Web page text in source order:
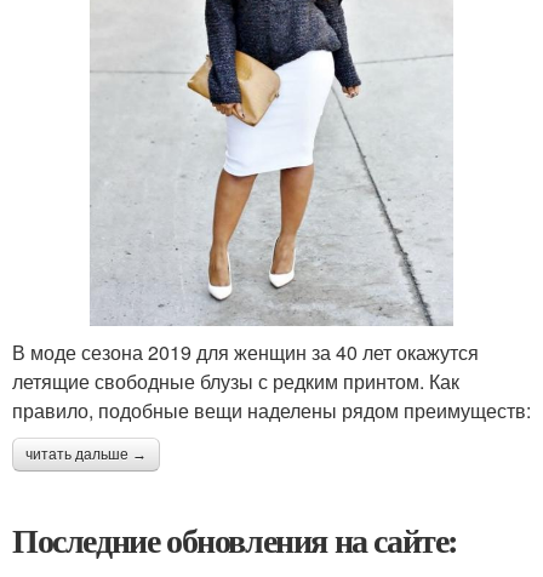
В моде сезона 2019 для женщин за 40 лет окажутся
летящие свободные блузы с редким принтом. Как
правило, подобные вещи наделены рядом преимуществ:
читать дальше →
Последние обновления на сайте: